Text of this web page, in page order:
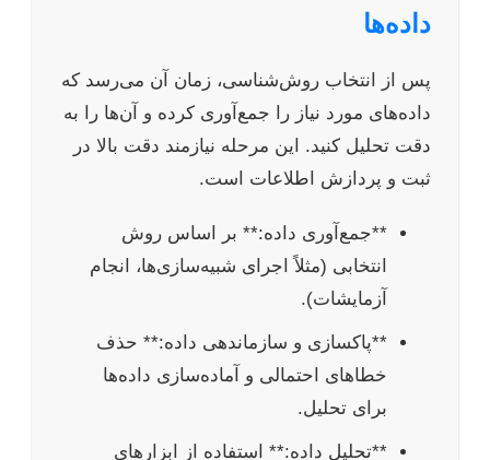
داده‌ها
پس از انتخاب روش‌شناسی، زمان آن می‌رسد که
داده‌های مورد نیاز را جمع‌آوری کرده و آن‌ها را به
دقت تحلیل کنید. این مرحله نیازمند دقت بالا در
ثبت و پردازش اطلاعات است.
**جمع‌آوری داده:** بر اساس روش
انتخابی (مثلاً اجرای شبیه‌سازی‌ها، انجام
آزمایشات).
**پاکسازی و سازماندهی داده:** حذف
خطاهای احتمالی و آماده‌سازی داده‌ها
برای تحلیل.
**تحلیل داده:** استفاده از ابزارهای